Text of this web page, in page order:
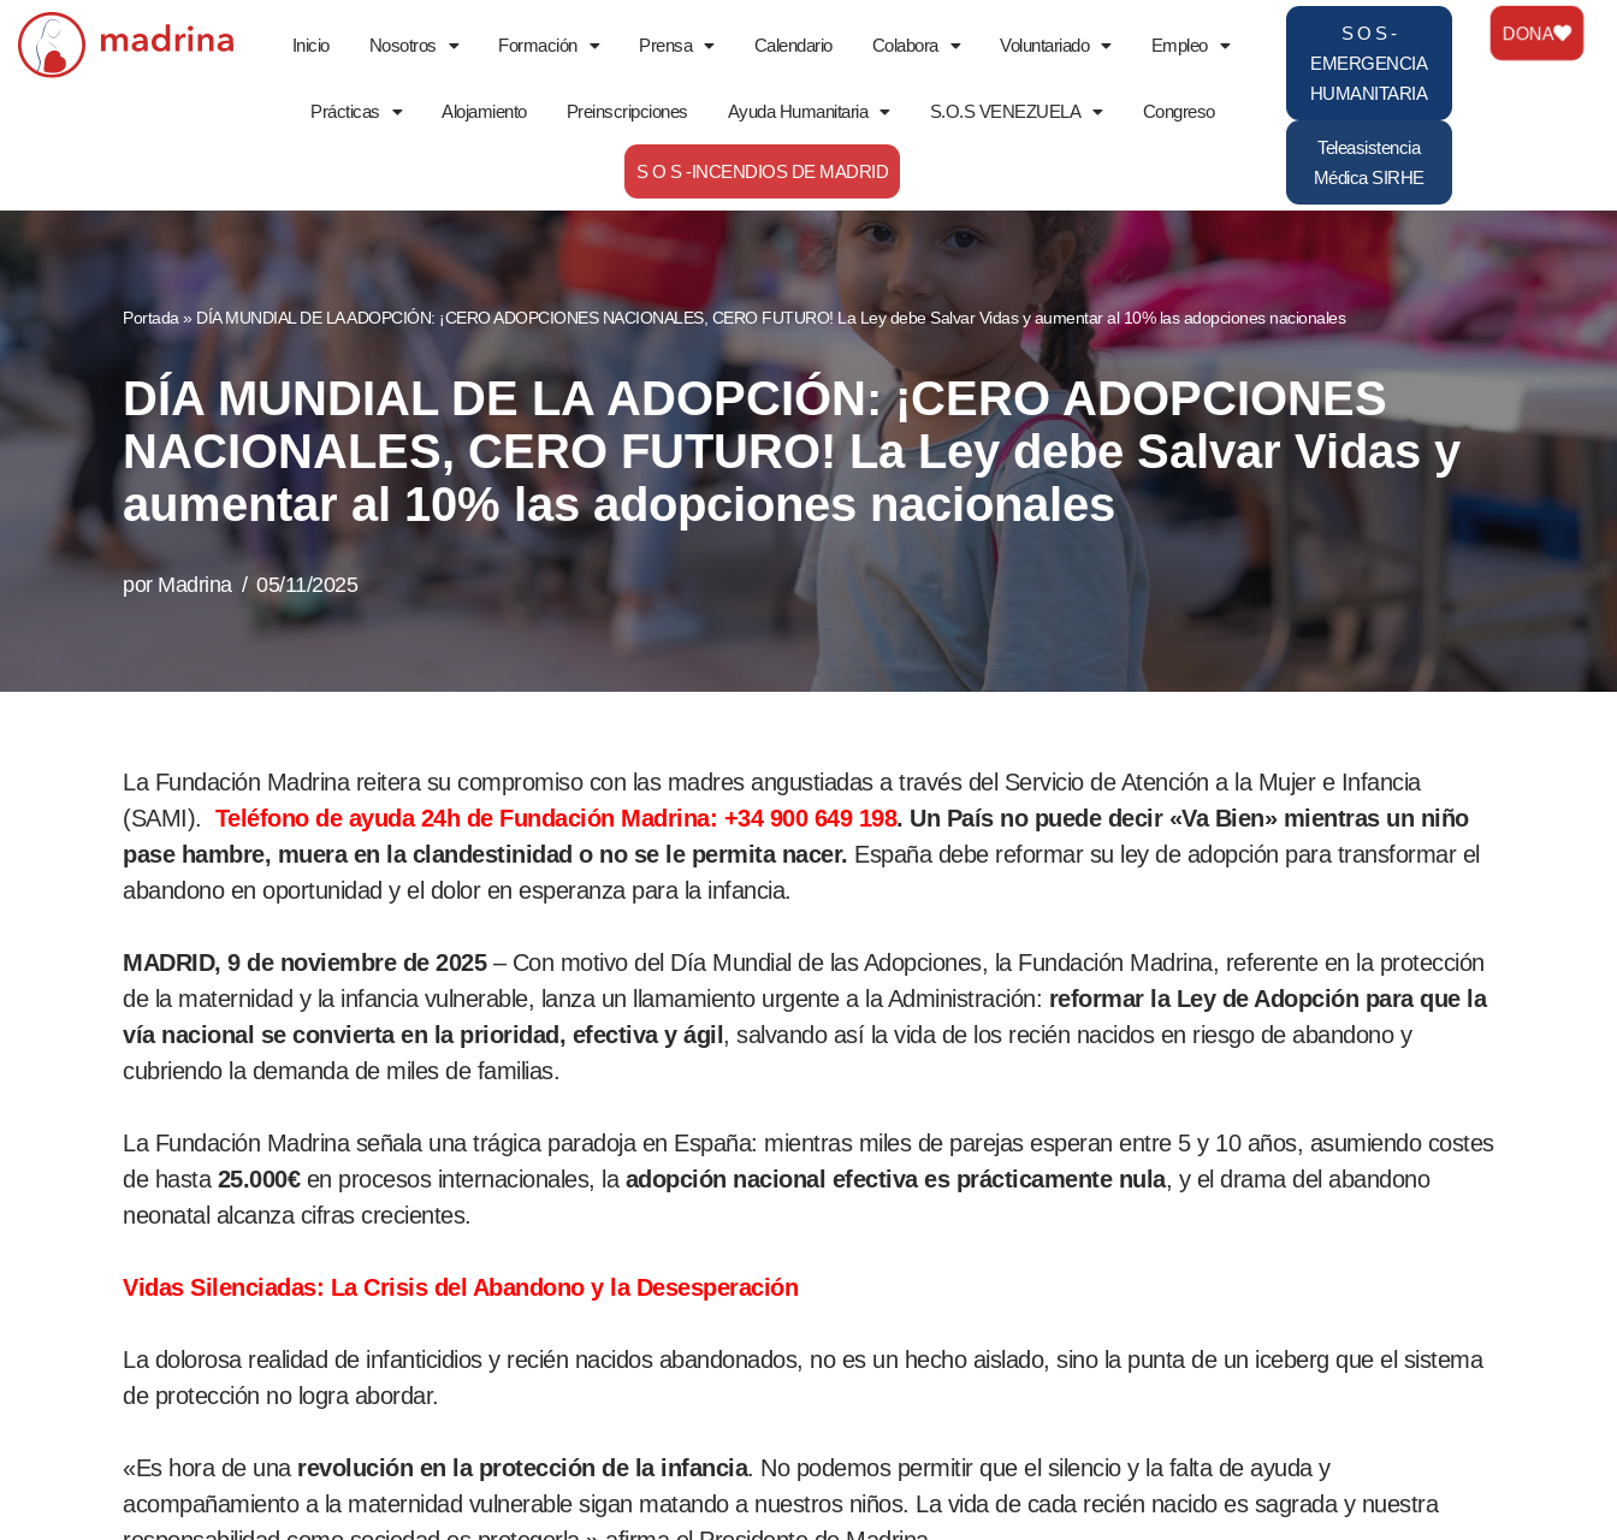
Saltar
Inicio Nosotros Formación Prensa Calendario Colabora Voluntariado Empleo
Prácticas Alojamiento Preinscripciones Ayuda Humanitaria S.O.S VENEZUELA Congreso
S O S -INCENDIOS DE MADRID
S O S -
EMERGENCIA
HUMANITARIA
Teleasistencia
Médica SIRHE
DONA
Portada » DÍA MUNDIAL DE LA ADOPCIÓN: ¡CERO ADOPCIONES NACIONALES, CERO FUTURO! La Ley debe Salvar Vidas y aumentar al 10% las adopciones nacionales
DÍA MUNDIAL DE LA ADOPCIÓN: ¡CERO ADOPCIONES
NACIONALES, CERO FUTURO! La Ley debe Salvar Vidas y
aumentar al 10% las adopciones nacionales
por Madrina 05/11/2025
La Fundación Madrina reitera su compromiso con las madres angustiadas a través del Servicio de Atención a la Mujer e Infancia
(SAMI). Teléfono de ayuda 24h de Fundación Madrina: +34 900 649 198. Un País no puede decir «Va Bien» mientras un niño
pase hambre, muera en la clandestinidad o no se le permita nacer. España debe reformar su ley de adopción para transformar el
abandono en oportunidad y el dolor en esperanza para la infancia.
MADRID, 9 de noviembre de 2025– Con motivo del Día Mundial de las Adopciones, la Fundación Madrina, referente en la protección
de la maternidad y la infancia vulnerable, lanza un llamamiento urgente a la Administración: reformar la Ley de Adopción para que la
vía nacional se convierta en la prioridad, efectiva y ágil , salvando así la vida de los recién nacidos en riesgo de abandono y
cubriendo la demanda de miles de familias.
La Fundación Madrina señala una trágica paradoja en España: mientras miles de parejas esperan entre 5 y 10 años, asumiendo costes
de hasta 25.000€en procesos internacionales, la adopción nacional efectiva es prácticamente nula, y el drama del abandono
neonatal alcanza cifras crecientes.
Vidas Silenciadas: La Crisis del Abandono y la Desesperación
La dolorosa realidad de infanticidios y recién nacidos abandonados, no es un hecho aislado, sino la punta de un iceberg que el sistema
de protección no logra abordar.
«Es hora de una revolución en la protección de la infancia. No podemos permitir que el silencio y la falta de ayuda y
acompañamiento a la maternidad vulnerable sigan matando a nuestros niños. La vida de cada recién nacido es sagrada y nuestra